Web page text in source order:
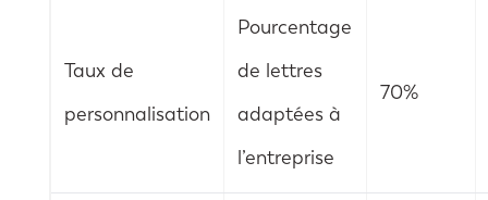
Taux de
personnalisation
Pourcentage
de lettres
adaptées à
l’entreprise
70%